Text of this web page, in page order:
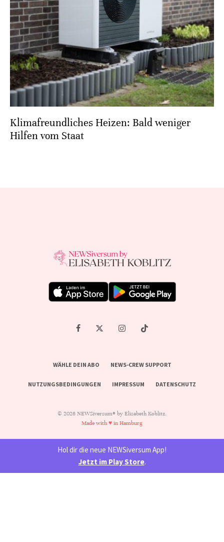
Klimafreundliches Heizen: Bald weniger
Hilfen vom Staat
WÄHLE DEIN ABO NEWS-CREW SUPPORT
NUTZUNGSBEDINGUNGEN IMPRESSUM DATENSCHUTZ
© 2026 NEWSiversum® by Elisabeth Koblitz.
Made with ♥ in Hamburg
Hol dir die neue NEWSiversum App!
Jetzt im Play Store.